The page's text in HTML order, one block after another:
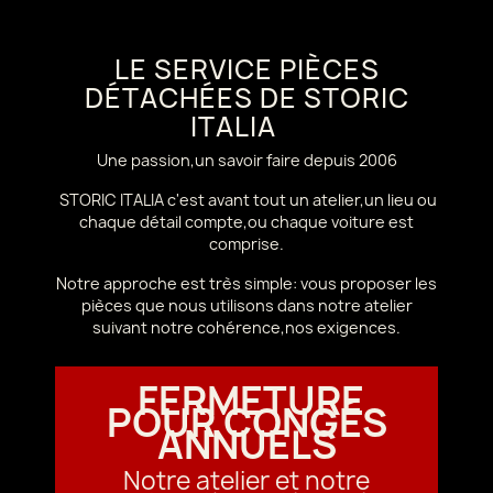
LE SERVICE PIÈCES
DÉTACHÉES DE STORIC
ITALIA
Une passion,un savoir faire depuis 2006
STORIC ITALIA c'est avant tout un atelier,un lieu ou
chaque détail compte,ou chaque voiture est
comprise.
Notre approche est très simple: vous proposer les
pièces que nous utilisons dans notre atelier
suivant notre cohérence,nos exigences.
FERMETURE
POUR CONGÉS
ANNUELS
Notre atelier et notre